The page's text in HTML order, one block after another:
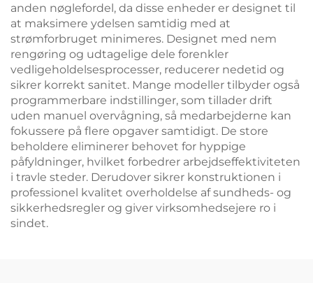
anden nøglefordel, da disse enheder er designet til
at maksimere ydelsen samtidig med at
strømforbruget minimeres. Designet med nem
rengøring og udtagelige dele forenkler
vedligeholdelsesprocesser, reducerer nedetid og
sikrer korrekt sanitet. Mange modeller tilbyder også
programmerbare indstillinger, som tillader drift
uden manuel overvågning, så medarbejderne kan
fokussere på flere opgaver samtidigt. De store
beholdere eliminerer behovet for hyppige
påfyldninger, hvilket forbedrer arbejdseffektiviteten
i travle steder. Derudover sikrer konstruktionen i
professionel kvalitet overholdelse af sundheds- og
sikkerhedsregler og giver virksomhedsejere ro i
sindet.